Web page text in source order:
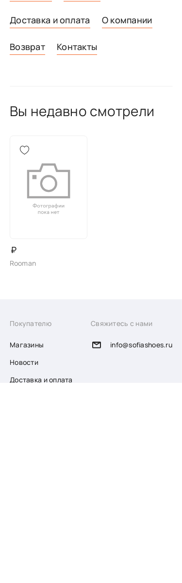
Доставка и оплата О компании
Возврат Контакты
Вы недавно смотрели
₽
Rooman
Покупателю
Магазины
Новости
Доставка и оплата
Свяжитесь с нами
info@sofiashoes.ru